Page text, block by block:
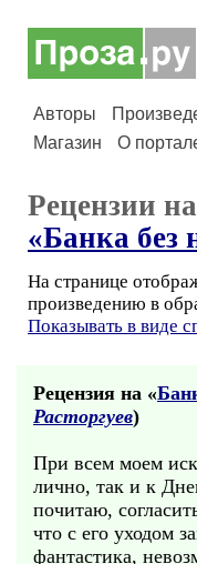
Авторы
Магазин
О
Рецензии
«Банка без
На странице
произведению в
Показывать в виде
Рецензия на «
Расторгуев)
При всем моем
лично, так и к
почитаю,
что с его уходом
фантастика,